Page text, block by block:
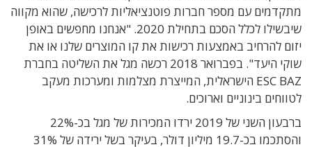
מתקדמים עם מספר חברות פוטנציאליות לרכישה, שהוא מקווה
שיבשילו לכלל הסכם בתחילת 2020. "אנחנו מחפשים באופן
יזום להרחיב באמצעות רכישות את קו המוצרים שלנו או את
שוקי היעד". בפברואר 2018 רכשה מגל את השליטה בחברת
ESC BAZ הישראלית, המייצרת מצלמות ומערכות מעקב
לטווחים בינוניים וארוכים.
ברבעון השני של 2019 ירדו המכירות של מגל בכ-22%
והסתכמו בכ-19.7 מיליון דולר, בעיקר בשל ירידה של 31%